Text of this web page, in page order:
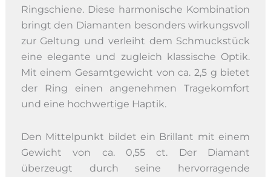
Ringschiene. Diese harmonische Kombination
bringt den Diamanten besonders wirkungsvoll
zur Geltung und verleiht dem Schmuckstück
eine elegante und zugleich klassische Optik.
Mit einem Gesamtgewicht von ca. 2,5 g bietet
der Ring einen angenehmen Tragekomfort
und eine hochwertige Haptik.
Den Mittelpunkt bildet ein Brillant mit einem
Gewicht von ca. 0,55 ct. Der Diamant
überzeugt durch seine hervorragende